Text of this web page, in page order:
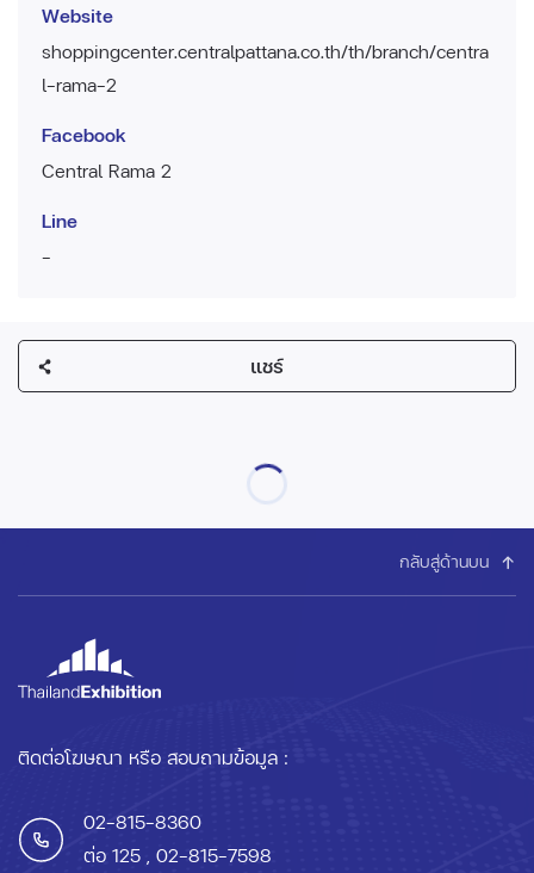
Website
shoppingcenter.centralpattana.co.th/th/branch/centra
l-rama-2
Facebook
Central Rama 2
Line
-
แชร์
กลับสู่ด้านบน
ติดต่อโฆษณา หรือ สอบถามข้อมูล :
02-815-8360
ต่อ 125 , 02-815-7598